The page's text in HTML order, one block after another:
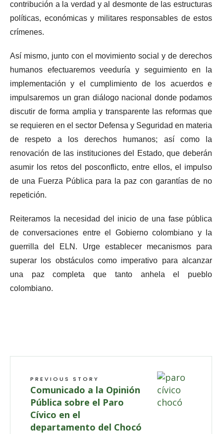
contribución a la verdad y al desmonte de las estructuras
políticas, económicas y militares responsables de estos
crímenes.
Así mismo, junto con el movimiento social y de derechos
humanos efectuaremos veeduría y seguimiento en la
implementación y el cumplimiento de los acuerdos e
impulsaremos un gran diálogo nacional donde podamos
discutir de forma amplia y transparente las reformas que
se requieren en el sector Defensa y Seguridad en materia
de respeto a los derechos humanos; así como la
renovación de las instituciones del Estado, que deberán
asumir los retos del posconflicto, entre ellos, el impulso
de una Fuerza Pública para la paz con garantías de no
repetición.
Reiteramos la necesidad del inicio de una fase pública
de conversaciones entre el Gobierno colombiano y la
guerrilla del ELN. Urge establecer mecanismos para
superar los obstáculos como imperativo para alcanzar
una paz completa que tanto anhela el pueblo
colombiano.
PREVIOUS STORY
Comunicado a la Opinión
Pública sobre el Paro
Cívico en el
departamento del Chocó